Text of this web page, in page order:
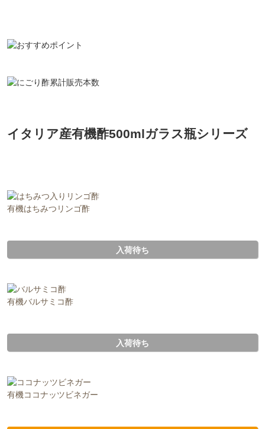
イタリア産有機酢500mlガラス瓶シリーズ
有機はちみつリンゴ酢
入荷待ち
有機バルサミコ酢
入荷待ち
有機ココナッツビネガー